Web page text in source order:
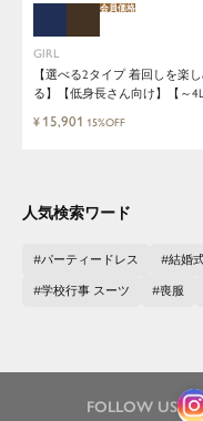
GIRL
【選べる2タイプ 着回しを楽
る】【低身長さん向け】【～
ス&タイトスカートorワイドパ
会員価格
¥ 15,901 15%OFF
人気検索ワード
パーティードレス 結婚
学校行事 スーツ 喪服
FOLLOW US